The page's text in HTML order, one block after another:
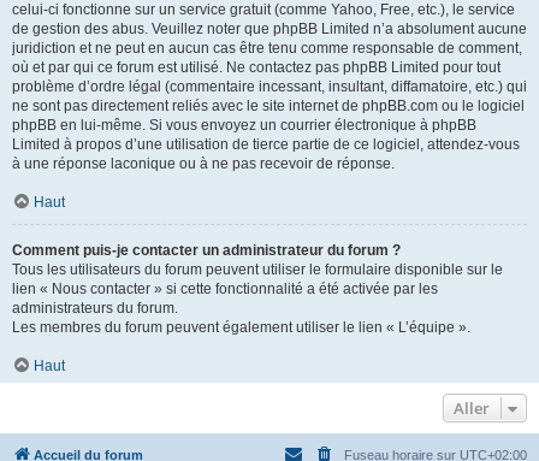
celui-ci fonctionne sur un service gratuit (comme Yahoo, Free, etc.), le service
de gestion des abus. Veuillez noter que phpBB Limited n’a absolument aucune
juridiction et ne peut en aucun cas être tenu comme responsable de comment,
où et par qui ce forum est utilisé. Ne contactez pas phpBB Limited pour tout
problème d’ordre légal (commentaire incessant, insultant, diffamatoire, etc.) qui
ne sont pas directement reliés avec le site internet de phpBB.com ou le logiciel
phpBB en lui-même. Si vous envoyez un courrier électronique à phpBB
Limited à propos d’une utilisation de tierce partie de ce logiciel, attendez-vous
à une réponse laconique ou à ne pas recevoir de réponse.
Haut
Comment puis-je contacter un administrateur du forum ?
Tous les utilisateurs du forum peuvent utiliser le formulaire disponible sur le
lien « Nous contacter » si cette fonctionnalité a été activée par les
administrateurs du forum.
Les membres du forum peuvent également utiliser le lien « L’équipe ».
Haut
Aller
Accueil du forum Fuseau horaire sur UTC+02:00